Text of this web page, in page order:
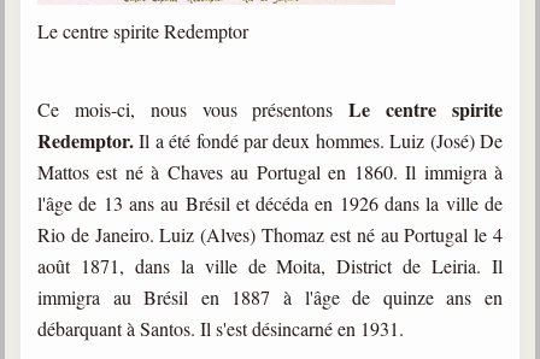
Maximes
Diaporamas
Powerpoints
Enseignement
Cours dispensés au Centre
L'Agora
Posez-nous des questions
Consultez les réponses
Le centre spirite Redemptor
Ce mois-ci, nous vous présentonsLe centre spirite
Redemptor.Il a été fondé par deux hommes. Luiz (José) De
Mattos est né à Chaves au Portugal en 1860. Il immigra à
l'âge de 13 ans au Brésil et décéda en 1926 dans la ville de
Rio de Janeiro. Luiz (Alves) Thomaz est né au Portugal le 4
août 1871, dans la ville de Moita, District de Leiria. Il
immigra au Brésil en 1887 à l'âge de quinze ans en
débarquant à Santos. Il s'est désincarné en 1931.